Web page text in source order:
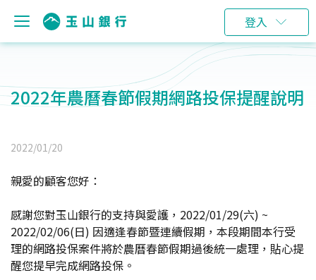
登入
2022年農曆春節假期網路投保提醒說明
2022/01/20
親愛的顧客您好：
感謝您對玉山銀行的支持與愛護，2022/01/29(六) ~
2022/02/06(日) 因適逢春節暨連續假期，本段期間本行受
理的網路投保案件將於農曆春節假期過後統一處理，貼心提
醒您提早完成網路投保。